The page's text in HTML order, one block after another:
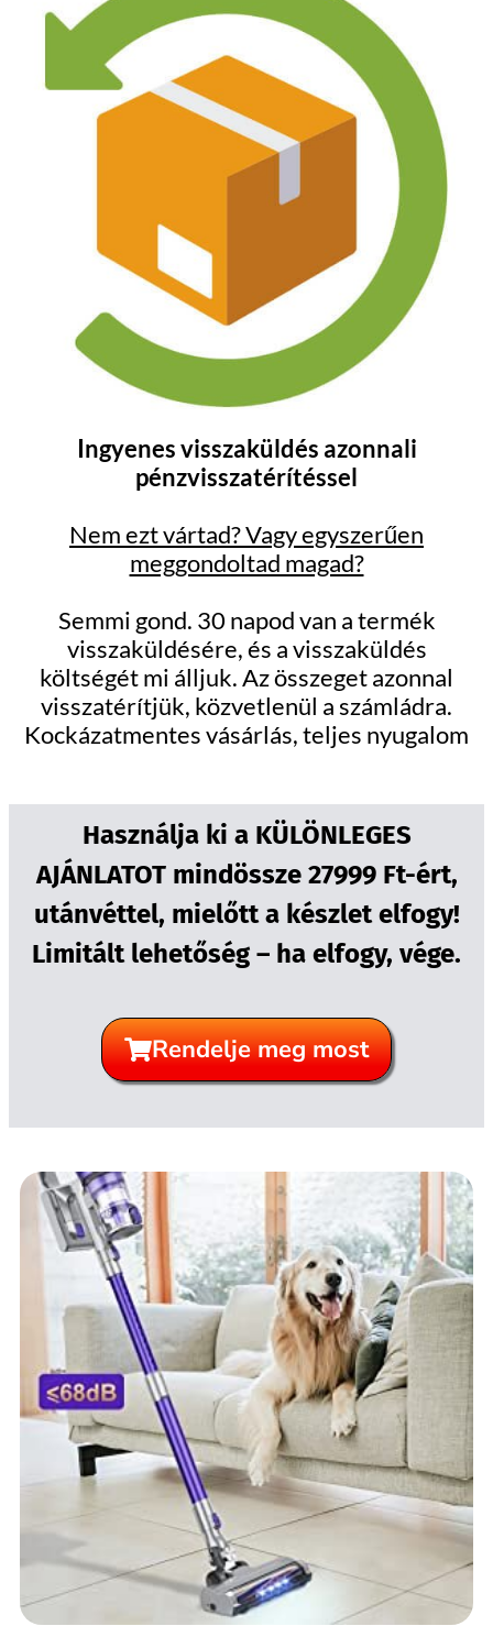
Ingyenes visszaküldés azonnali
pénzvisszatérítéssel
Nem ezt vártad? Vagy egyszerűen
meggondoltad magad?
Semmi gond. 30 napod van a termék
visszaküldésére, és a visszaküldés
költségét mi álljuk. Az összeget azonnal
visszatérítjük, közvetlenül a számládra.
Kockázatmentes vásárlás, teljes nyugalom
Használja ki a KÜLÖNLEGES
AJÁNLATOT mindössze 27999 Ft-ért,
utánvéttel, mielőtt a készlet elfogy!
Limitált lehetőség – ha elfogy, vége.
Rendelje meg most